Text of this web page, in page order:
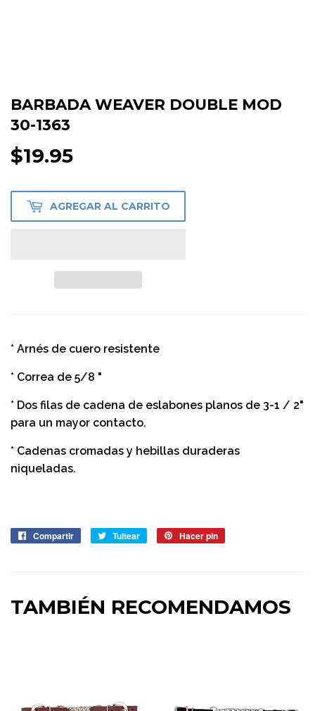
BARBADA WEAVER DOUBLE MOD
30-1363
$19.95
AGREGAR AL CARRITO
* Arnés de cuero resistente
* Correa de 5/8 "
* Dos filas de cadena de eslabones planos de 3-1 / 2"
para un mayor contacto.
* Cadenas cromadas y hebillas duraderas
niqueladas.
Compartir
CompartirTuitear
Tuitear Hacer pin
TAMBIÉN RECOMENDAMOS